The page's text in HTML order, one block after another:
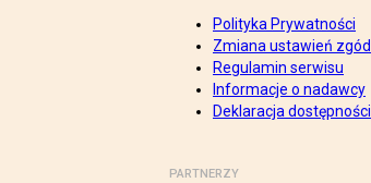
Polityka Prywatności
Zmiana ustawień zgód
Regulamin serwisu
Informacje o nadawcy
Deklaracja dostępności
PARTNERZY